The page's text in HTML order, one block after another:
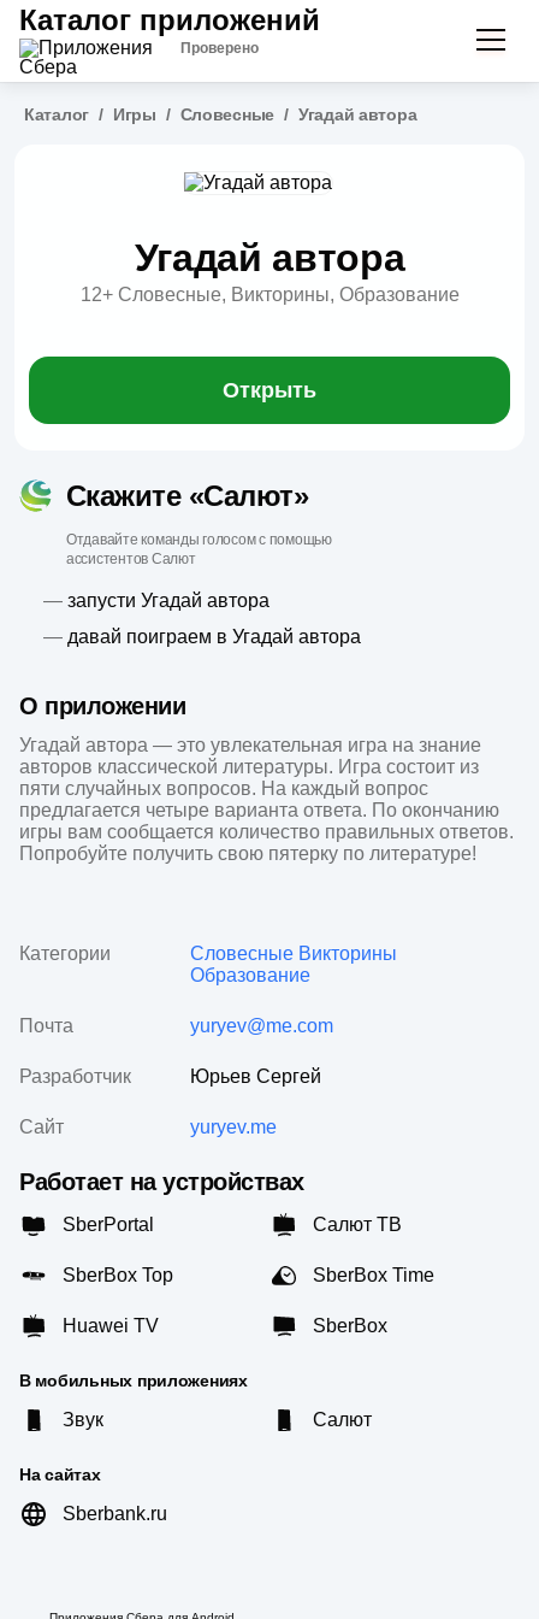
Каталог приложений
Проверено
Каталог / Игры / Словесные / Угадай автора
Угадай автора
12+ Словесные, Викторины, Образование
Открыть
Скажите «Салют»
Отдавайте команды голосом с помощью
ассистентов Салют
— запусти Угадай автора
— давай поиграем в Угадай автора
О приложении
Угадай автора — это увлекательная игра на знание
авторов классической литературы. Игра состоит из
пяти случайных вопросов. На каждый вопрос
предлагается четыре варианта ответа. По окончанию
игры вам сообщается количество правильных ответов.
Попробуйте получить свою пятерку по литературе!
Категории Словесные Викторины
Образование
Почта yuryev@me.com
Разработчик Юрьев Сергей
Сайт yuryev.me
Работает на устройствах
SberPortal Салют ТВ
SberBox Top SberBox Time
Huawei TV SberBox
В мобильных приложениях
Звук Салют
На сайтах
Sberbank.ru